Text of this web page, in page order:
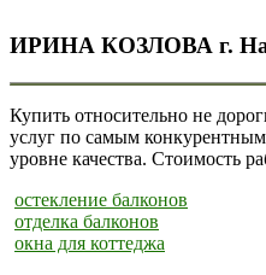
ИРИНА КОЗЛОВА г.
Купить относительно не
услуг по самым
уровне качества. Стоимость
остекление балконов
отделка балконов
окна для коттеджа